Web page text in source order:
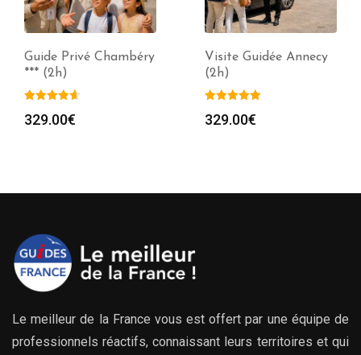
Visite Guidée Annecy
(2h)
329.00€
Guide Privé Grenoble
*** (2h)
329.00€
Le meilleur de la France vous est offert par une équipe de
professionnels réactifs, connaissant leurs territoires et qui